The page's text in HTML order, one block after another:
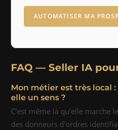
AUTOMATISER MA
FAQ — Seller IA
Mon métier est très local
elle un sens ?
C’est même là qu’elle marche
des donneurs d’ordres